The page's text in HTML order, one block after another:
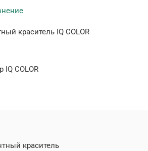
краситель IQ COLOR
IQ COLOR
краситель